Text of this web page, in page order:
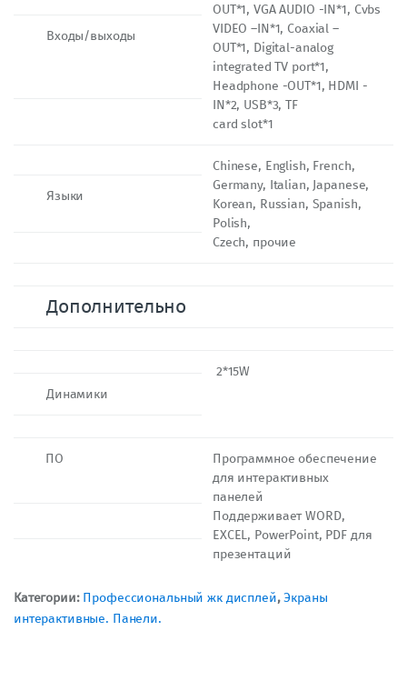
OUT*1, VGA AUDIO -IN*1, Cvbs
VIDEO –IN*1, Coaxial –
OUT*1, Digital-analog
integrated TV port*1,
Headphone -OUT*1, HDMI -
IN*2, USB*3, TF
card slot*1
Входы/выходы
Chinese, English, French,
Germany, Italian, Japanese,
Korean, Russian, Spanish,
Polish,
Czech, прочие
Языки
Дополнительно
2*15W
Динамики
ПО
Программное обеспечение
для интерактивных
панелей
Поддерживает WORD,
EXCEL, PowerPoint, PDF для
презентаций
Категории: Профессиональный жк дисплей,Экраны
интерактивные. Панели.